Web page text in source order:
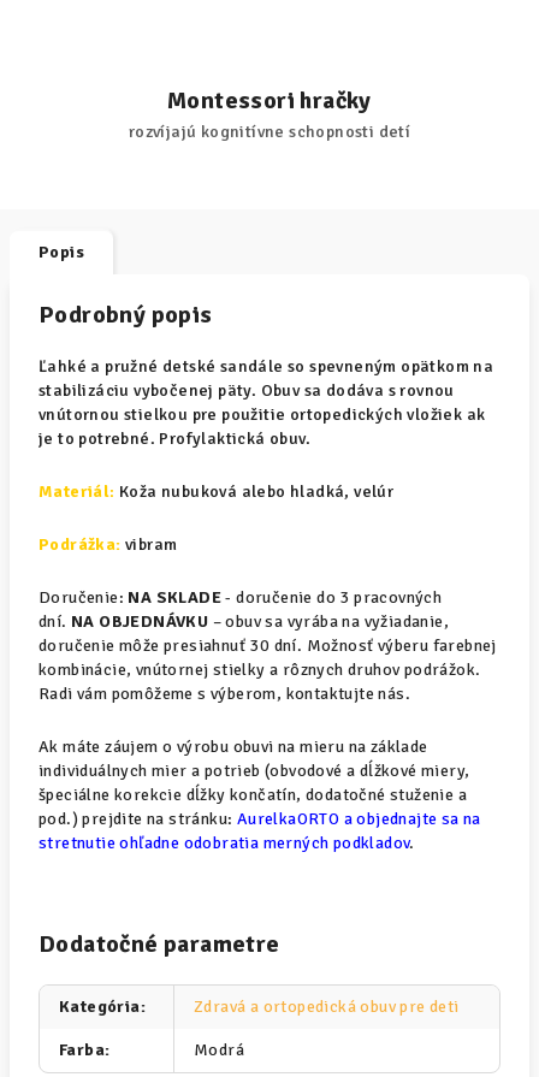
Montessori hračky
rozvíjajú kognitívne schopnosti detí
Popis
Podrobný popis
Ľahké a pružné detské sandále so spevneným opätkom na
stabilizáciu vybočenej päty. Obuv sa dodáva s rovnou
vnútornou stielkou pre použitie ortopedických vložiek ak
je to potrebné. Profylaktická obuv.
Materiál: Koža nubuková alebo hladká, velúr
Podrážka: vibram
Doručenie: NA SKLADE- doručenie do 3 pracovných
dní. NA OBJEDNÁVKU – obuv sa vyrába na vyžiadanie,
doručenie môže presiahnuť 30 dní. Možnosť výberu farebnej
kombinácie, vnútornej stielky a rôznych druhov podrážok.
Radi vám pomôžeme s výberom, kontaktujte nás.
Ak máte záujem o výrobu obuvi na mieru na základe
individuálnych mier a potrieb (obvodové a dĺžkové miery,
špeciálne korekcie dĺžky končatín, dodatočné stuženie a
pod.) prejdite na stránku: AurelkaORTO a objednajte sa na
stretnutie ohľadne odobratia merných podkladov.
Dodatočné parametre
Kategória: Zdravá a ortopedická obuv pre deti
Farba: Modrá